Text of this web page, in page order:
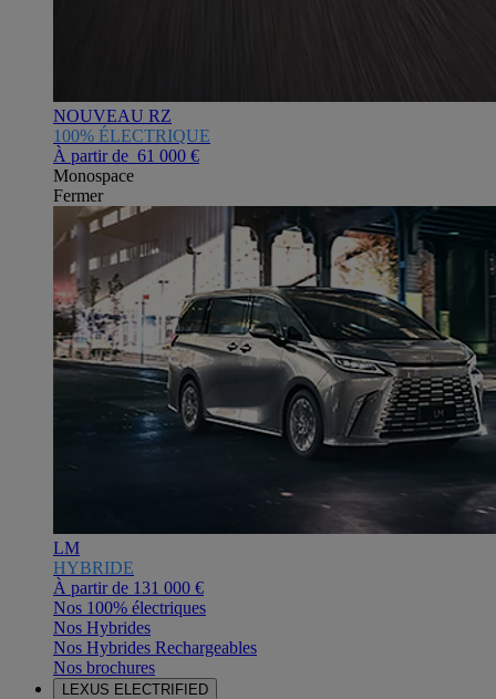
NOUVEAU RZ
100% ÉLECTRIQUE
À partir de 61 000 €
Monospace
Fermer
LM
HYBRIDE
À partir de 131 000 €
Nos 100% électriques
Nos Hybrides
Nos Hybrides Rechargeables
Nos brochures
LEXUS ELECTRIFIED